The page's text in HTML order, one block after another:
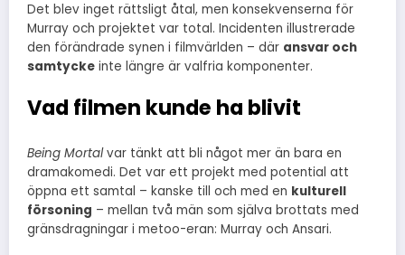
Det blev inget rättsligt åtal, men konsekvenserna för
Murray och projektet var total. Incidenten illustrerade
den förändrade synen i filmvärlden – där ansvar och
samtycke inte längre är valfria komponenter.
Vad filmen kunde ha blivit
Being Mortalvar tänkt att bli något mer än bara en
dramakomedi. Det var ett projekt med potential att
öppna ett samtal – kanske till och med en kulturell
försoning – mellan två män som själva brottats med
gränsdragningar i metoo-eran: Murray och Ansari.